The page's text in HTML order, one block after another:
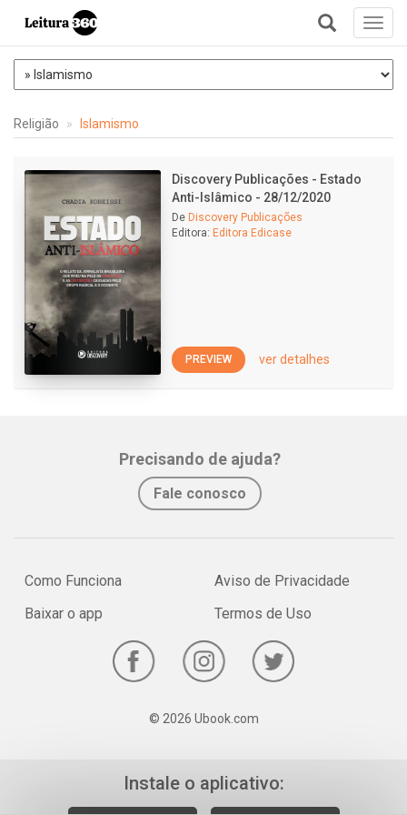
+
Religião Islamismo
Discovery Publicações - Estado
Anti-Islâmico - 28/12/2020
De Discovery Publicações
Editora: Editora Edicase
PREVIEW ver detalhes
Precisando de ajuda?
Fale conosco
Como Funciona
Baixar o app
Aviso de Privacidade
Termos de Uso
© 2026 Ubook.com
Instale o aplicativo: